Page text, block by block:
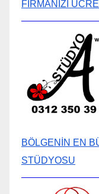
FİRMANIZI
BÖLGENİN EN
STÜDYOSU